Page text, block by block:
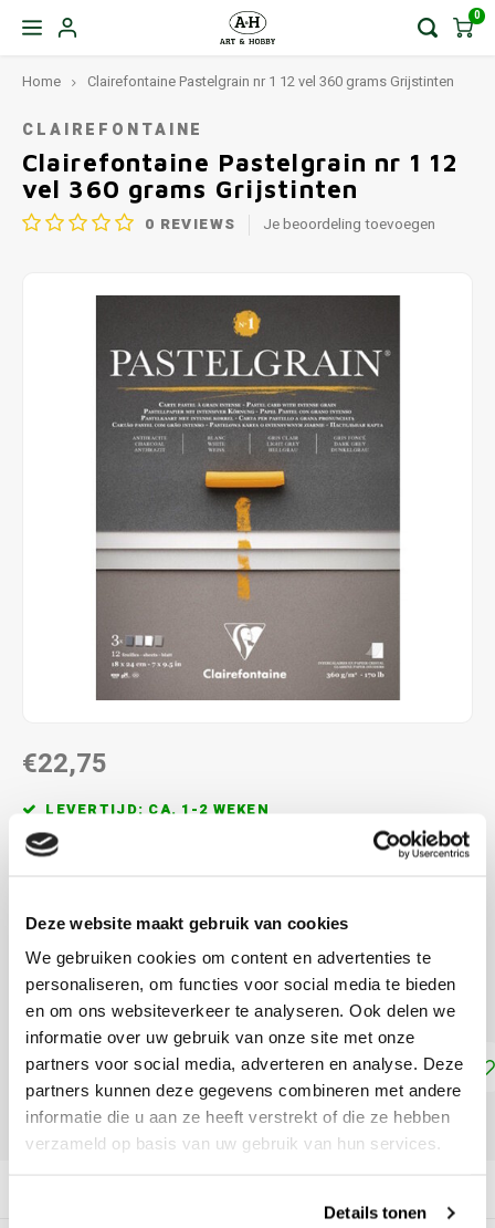
Deze website maakt gebruik van cookies
We gebruiken cookies om content en advertenties te
personaliseren, om functies voor social media te bieden
en om ons websiteverkeer te analyseren. Ook delen we
informatie over uw gebruik van onze site met onze
partners voor social media, adverteren en analyse. Deze
partners kunnen deze gegevens combineren met andere
informatie die u aan ze heeft verstrekt of die ze hebben
verzameld op basis van uw gebruik van hun services.
Details tonen
0
Home Clairefontaine Pastelgrain nr 1 12 vel 360 grams Grijstinten
CLAIREFONTAINE
Clairefontaine Pastelgrain nr 1 12
vel 360 grams Grijstinten
0 REVIEWS Je beoordeling toevoegen
€22,75
LEVERTIJD: CA. 1-2 WEKEN
maak een keuze uit de verschillende afmetingen Lees
MAAK EEN KEUZE:
18 x 24 cm - €22,75
Toevoegen aan winkelwagen
DELEN: